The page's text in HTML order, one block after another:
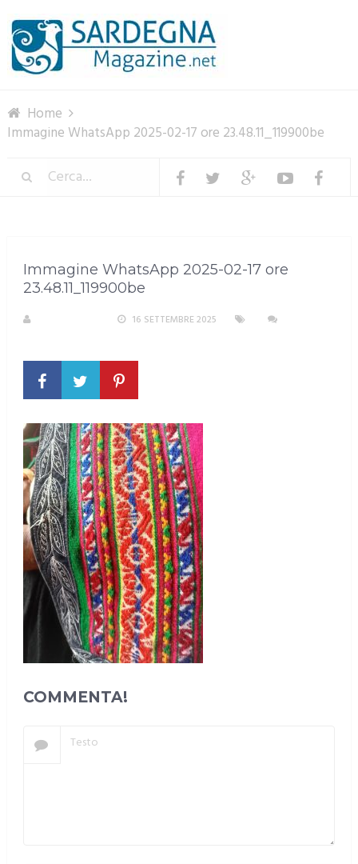
Home
Immagine WhatsApp 2025-02-17 ore 23.48.11_119900be
Immagine WhatsApp 2025-02-17 ore
23.48.11_119900be
16 SETTEMBRE 2025
COMMENTA!